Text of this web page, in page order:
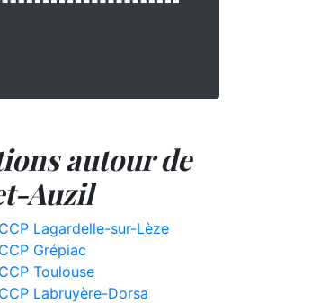
autour de
Auzil
Lagardelle-sur-Lèze
Grépiac
Toulouse
Labruyère-Dorsa